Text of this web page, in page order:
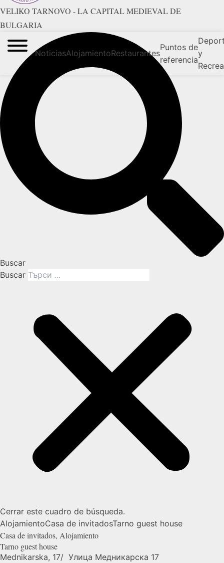
VELIKO TARNOVO - LA CAPITAL MEDIEVAL DE
BULGARIA
NoticiasAlojamientoRestaurantes
Puntos de
referencia
y
Buscar
Buscar
Cerrar este cuadro de búsqueda.
AlojamientoCasa de invitadosTarno guest house
Casa de invitados, Alojamiento
Tarno guesthouse
Mednikarska, 17/ Улица Медникарска 17